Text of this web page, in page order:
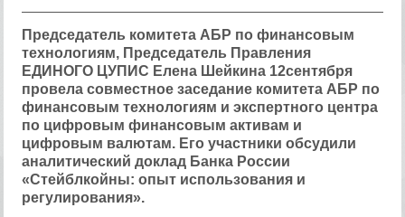
Председатель комитета АБР по финансовым
технологиям, Председатель Правления
ЕДИНОГО ЦУПИС Елена Шейкина 12сентября
провела совместное заседание комитета АБР по
финансовым технологиям и экспертного центра
по цифровым финансовым активам и
цифровым валютам. Его участники обсудили
аналитический доклад Банка России
«Стейблкойны: опыт использования и
регулирования».